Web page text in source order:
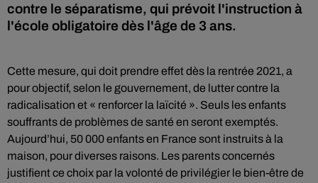
contre le séparatisme, qui prévoit l'instruction à
l'école obligatoire dès l'âge de 3 ans.
Cette mesure, qui doit prendre effet dès la rentrée 2021, a
pour objectif, selon le gouvernement, de lutter contre la
radicalisation et « renforcer la laïcité ». Seuls les enfants
souffrants de problèmes de santé en seront exemptés.
Aujourd’hui, 50 000 enfants en France sont instruits à la
maison, pour diverses raisons. Les parents concernés
justifient ce choix par la volonté de privilégier le bien-être de